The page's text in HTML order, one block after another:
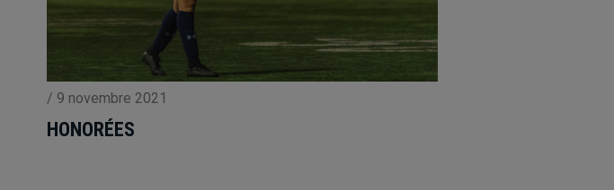
/ 9 novembre 2021
HONORÉES